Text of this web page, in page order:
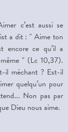
c’est aussi se
a dit : " Aime ton
encore ce qu’il a
" (Lc 10,37).
il méchant ? Est-il
quelqu’un pour
Non pas par
Dieu nous aime.